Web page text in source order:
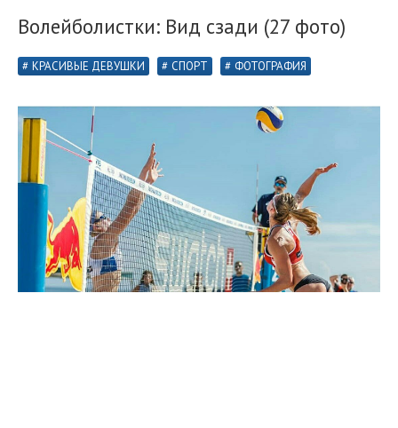
Волейболистки: Вид сзади (27 фото)
КРАСИВЫЕ ДЕВУШКИ СПОРТ ФОТОГРАФИЯ